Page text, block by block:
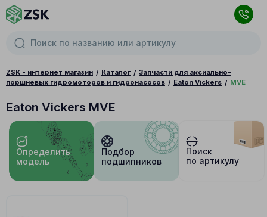
ZSK - интернет магазин Каталог
Запчасти для аксиально-
поршневых гидромоторов и гидронасосов
Eaton Vickers MVE
Eaton Vickers MVE
Определить
модель
Подбор
подшипников
Поиск
по артикулу